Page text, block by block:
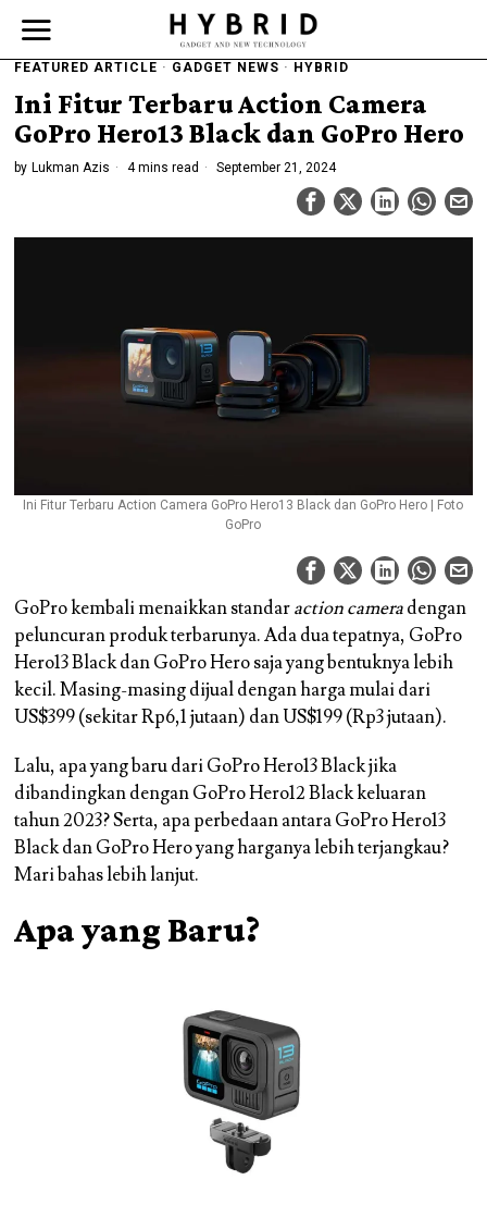
FEATURED ARTICLE · GADGET NEWS · HYBRID
Ini Fitur Terbaru Action Camera
GoPro Hero13 Black dan GoPro Hero
by Lukman Azis 4 mins read September 21, 2024
Ini Fitur Terbaru Action Camera GoPro Hero13 Black dan GoPro Hero | Foto
GoPro
GoPro kembali menaikkan standaraction cameradengan
peluncuran produk terbarunya. Ada dua tepatnya, GoPro
Hero13 Black dan GoPro Hero saja yang bentuknya lebih
kecil. Masing-masing dijual dengan harga mulai dari
US$399 (sekitar Rp6,1 jutaan) dan US$199 (Rp3 jutaan).
Lalu, apa yang baru dari GoPro Hero13 Black jika
dibandingkan dengan GoPro Hero12 Black keluaran
tahun 2023? Serta, apa perbedaan antara GoPro Hero13
Black dan GoPro Hero yang harganya lebih terjangkau?
Mari bahas lebih lanjut.
Apa yang Baru?